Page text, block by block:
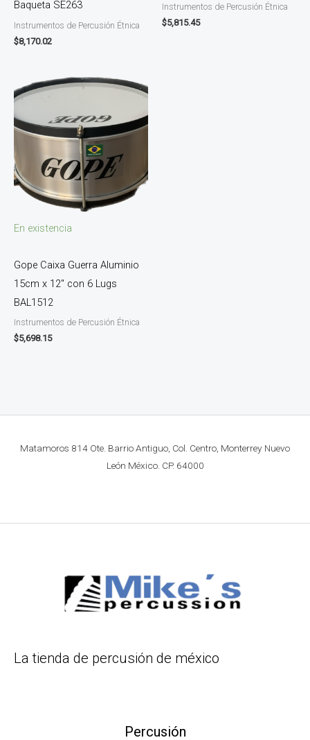
Baqueta SE263
Instrumentos de Percusión Étnica
$8,170.02
Instrumentos de Percusión Étnica
$5,815.45
En existencia
Gope Caixa Guerra Aluminio
15cm x 12″ con 6 Lugs
BAL1512
Instrumentos de Percusión Étnica
$5,698.15
Matamoros 814 Ote. Barrio Antiguo, Col. Centro, Monterrey Nuevo
León México. CP. 64000
La tienda de percusión de méxico
Percusión